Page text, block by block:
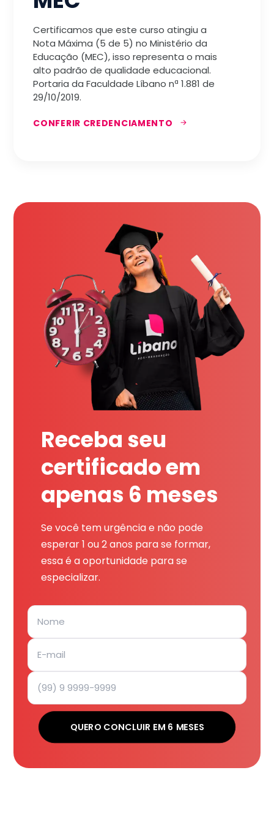
Certificamos que este curso atingiu a
Nota Máxima (5 de 5) no Ministério da
Educação (MEC), isso representa o mais
alto padrão de qualidade educacional.
Portaria da Faculdade Líbano nª 1.881 de
29/10/2019.
CONFERIR CREDENCIAMENTO
Receba seu
certificado em
apenas 6 meses
Se você tem urgência e não pode
esperar 1 ou 2 anos para se formar,
essa é a oportunidade para se
especializar.
QUERO CONCLUIR EM 6 MESES